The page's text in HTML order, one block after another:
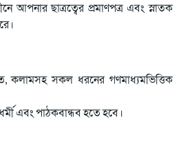
আপনার ছাত্রত্বের প্রমাণপত্র এবং স্নাতক
কলামসহ সকল ধরনের গণমাধ্যমভিত্তিক
এবং পাঠকবান্ধব হতে হবে।